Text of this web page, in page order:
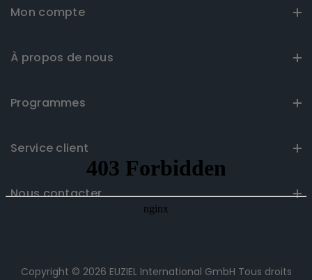
Mon compte
À propos de nous
Programmes
Service client
Nous contacter
Copyright © 2026 EUZIEL International GmbH Tous droits